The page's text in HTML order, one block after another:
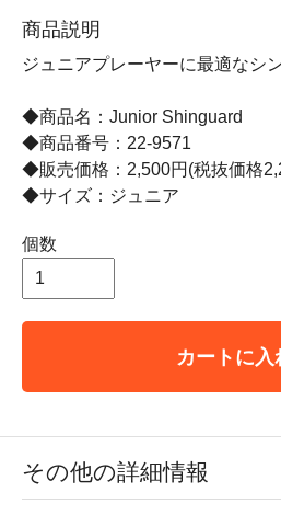
商品説明
ジュニアプレーヤーに最適なシ
◆商品名：Junior Shinguard
◆商品番号：22-9571
◆販売価格：2,500円(税抜価格
◆サイズ：ジュニア
個数
カートに入
その他の詳細情報